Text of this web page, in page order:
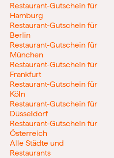
Restaurant-Gutschein für
Hamburg
Restaurant-Gutschein für
Berlin
Restaurant-Gutschein für
München
Restaurant-Gutschein für
Frankfurt
Restaurant-Gutschein für
Köln
Restaurant-Gutschein für
Düsseldorf
Restaurant-Gutschein für
Österreich
Alle Städte und
Restaurants